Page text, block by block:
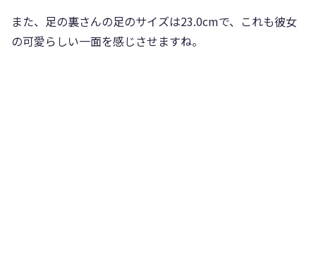
また、足の裏さんの足のサイズは23.0cmで、これも彼女
の可愛らしい一面を感じさせますね。